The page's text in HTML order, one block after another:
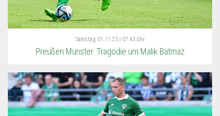
Samstag 01.11.25 | 07:43 Uhr
Preußen Münster: Tragödie um Malik Batmaz